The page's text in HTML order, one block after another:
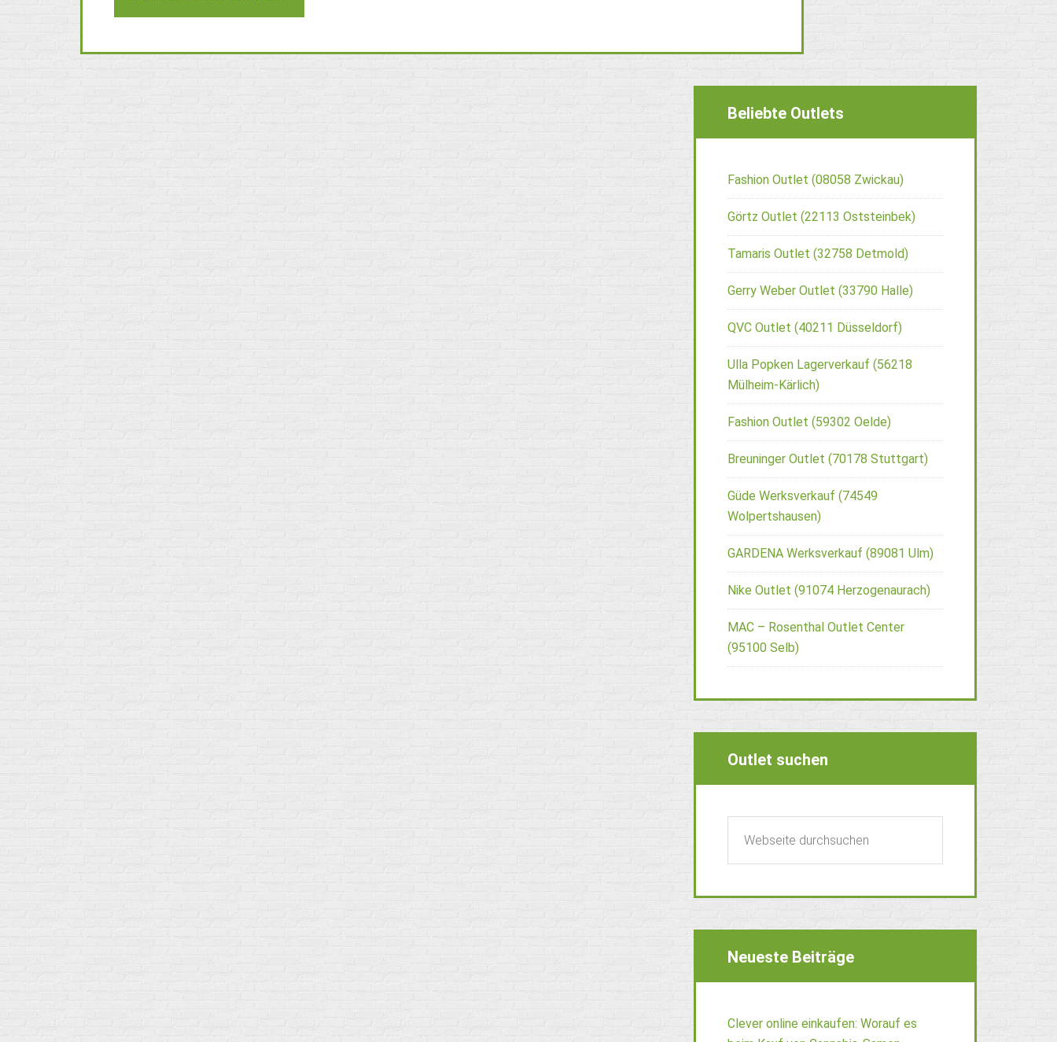
Beliebte Outlets
Fashion Outlet (08058 Zwickau)
Görtz Outlet (22113 Oststeinbek)
Tamaris Outlet (32758 Detmold)
Gerry Weber Outlet (33790 Halle)
QVC Outlet (40211 Düsseldorf)
Ulla Popken Lagerverkauf (56218
Mülheim-Kärlich)
Fashion Outlet (59302 Oelde)
Breuninger Outlet (70178 Stuttgart)
Güde Werksverkauf (74549
Wolpertshausen)
GARDENA Werksverkauf (89081 Ulm)
Nike Outlet (91074 Herzogenaurach)
MAC – Rosenthal Outlet Center
(95100 Selb)
Outlet suchen
Neueste Beiträge
Clever online einkaufen: Worauf es